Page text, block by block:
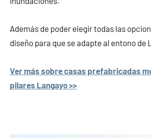
Además de poder elegir todas las
diseño para que se adapte al entono de
Ver más sobre casas prefabricadas
pilares Langayo >>